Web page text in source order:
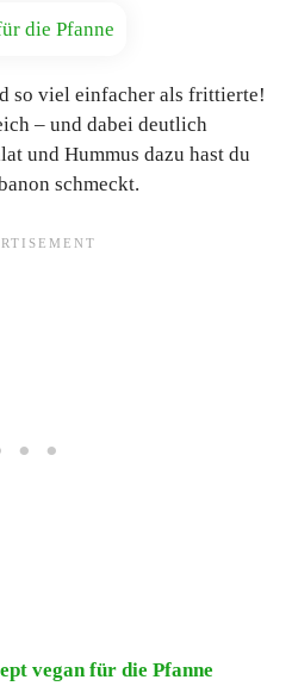
so viel einfacher als frittierte!
– und dabei deutlich
und Hummus dazu hast du
schmeckt.
vegan für die Pfanne